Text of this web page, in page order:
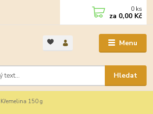
Menu
Hledat
0 ks
za 0,00 Kč
Křemelina 150 g